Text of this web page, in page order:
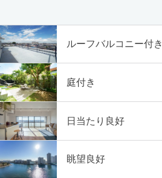
ルーフバルコニー付き
庭付き
日当たり良好
眺望良好